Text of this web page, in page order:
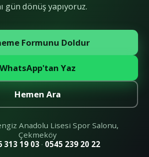
gün dönüş yapıyoruz.
Formunu Doldur
WhatsApp'tan Yaz
Hemen Ara
Anadolu Lisesi Spor Salonu,
Çekmeköy
313 19 03 · 0545 239 20 22